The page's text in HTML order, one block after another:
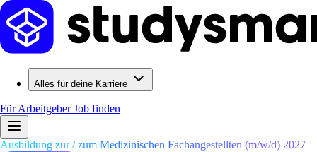
Alles für deine Karriere
Für ArbeitgeberJob finden
Ausbildung zur / zum Medizinischen Fachangestellten (m/w/d) 2027